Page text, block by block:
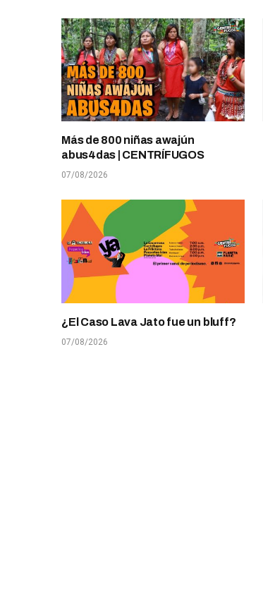
Más de 800 niñas awajún
abus4das | CENTRÍFUGOS
07/08/2026
¿El Caso Lava Jato fue un bluff?
07/08/2026